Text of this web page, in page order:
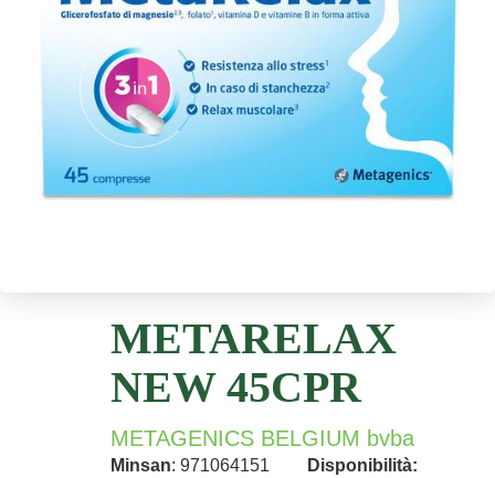
METARELAX
NEW 45CPR
METAGENICS BELGIUM bvba
Minsan: 971064151
Disponibilità: